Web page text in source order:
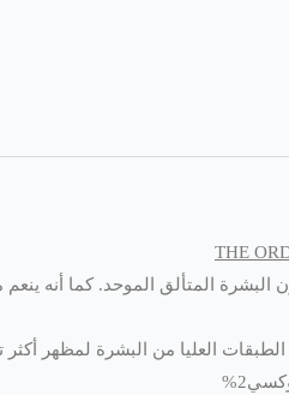
المتألق الموحد. كما أنه
العليا من البشرة لمظهر أكثر